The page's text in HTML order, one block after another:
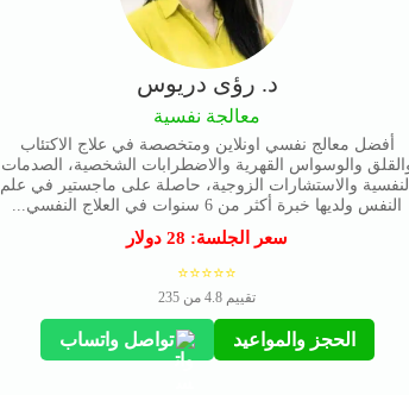
د. رؤى دريوس
معالجة نفسية
أفضل معالج نفسي اونلاين ومتخصصة في علاج الاكتئاب
والوسواس القهرية والاضطرابات الشخصية، الصدمات
النفسية والاستشارات الزوجية، حاصلة على ماجستير في علم
النفس ولديها خبرة أكثر من 6 سنوات في العلاج النفسي...
سعر الجلسة: 28 دولار
⭐⭐⭐⭐⭐
تقييم 4.8 من 235
الحجز والمواعيد تواصل واتساب